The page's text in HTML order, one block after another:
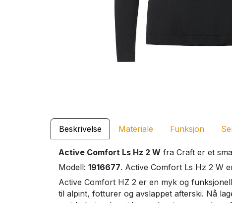
Beskrivelse Materiale Funksjon
Active Comfort Ls Hz 2 W fra Craft er et
Modell: 1916677. Active Comfort Ls Hz 2 W
Active Comfort HZ 2 er en myk og
til alpint, fotturer og avslappet afterski. Nå